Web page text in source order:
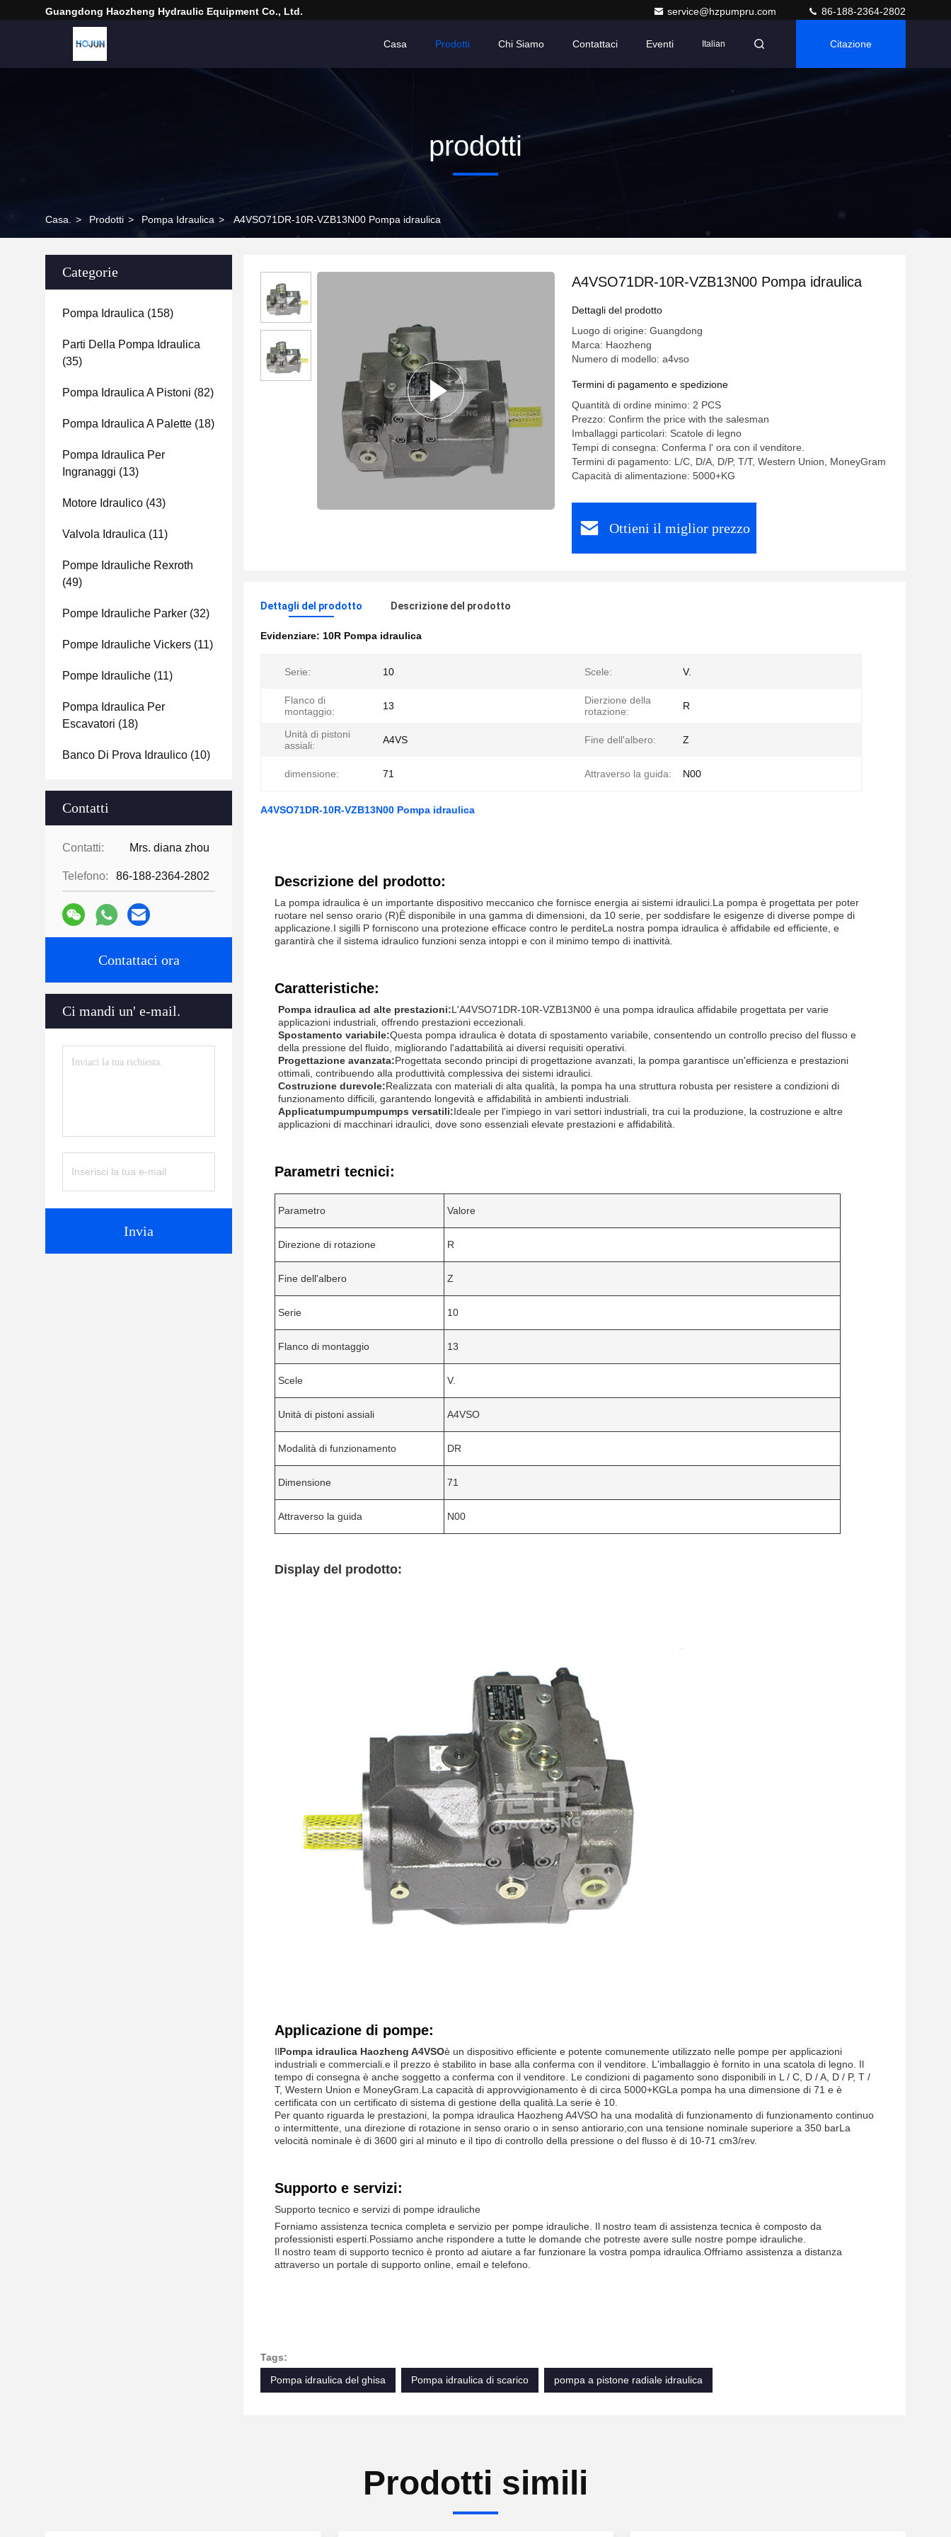
Guangdong Haozheng Hydraulic Equipment Co., Ltd. service@hzpumpru.com 86-188-2364-2802
Casa Prodotti Chi Siamo Contattaci Eventi Italian Citazione
prodotti
Casa. > Prodotti > Pompa Idraulica > A4VSO71DR-10R-VZB13N00 Pompa idraulica
Categorie
Pompa Idraulica (158)
Parti Della Pompa Idraulica
(35)
Pompa Idraulica A Pistoni (82)
Pompa Idraulica A Palette (18)
Pompa Idraulica Per
Ingranaggi (13)
Motore Idraulico (43)
Valvola Idraulica (11)
Pompe Idrauliche Rexroth
(49)
Pompe Idrauliche Parker (32)
Pompe Idrauliche Vickers (11)
Pompe Idrauliche (11)
Pompa Idraulica Per
Escavatori (18)
Banco Di Prova Idraulico (10)
Contatti
Contatti: Mrs. diana zhou
Telefono: 86-188-2364-2802
Contattaci ora
Ci mandi un' e-mail.
Invia
A4VSO71DR-10R-VZB13N00 Pompa idraulica
Dettagli del prodotto
Luogo di origine: Guangdong
Marca: Haozheng
Numero di modello: a4vso
Termini di pagamento e spedizione
Quantità di ordine minimo: 2 PCS
Prezzo: Confirm the price with the salesman
Imballaggi particolari: Scatole di legno
Tempi di consegna: Conferma l' ora con il venditore.
Termini di pagamento: L/C, D/A, D/P, T/T, Western Union, MoneyGram
Capacità di alimentazione: 5000+KG
Ottieni il miglior prezzo
Dettagli del prodotto Descrizione del prodotto
Evidenziare: 10R Pompa idraulica
Serie: 10 Scele: V.
Flanco di
montaggio:
13
Dierzione della
rotazione:
R
Unità di pistoni
assiali:
A4VS Fine dell'albero: Z
dimensione: 71 Attraverso la guida: N00
A4VSO71DR-10R-VZB13N00 Pompa idraulica
Descrizione del prodotto:
La pompa idraulica è un importante dispositivo meccanico che fornisce energia ai sistemi idraulici.La pompa è progettata per poter
ruotare nel senso orario (R)È disponibile in una gamma di dimensioni, da 10 serie, per soddisfare le esigenze di diverse pompe di
applicazione.I sigilli P forniscono una protezione efficace contro le perditeLa nostra pompa idraulica è affidabile ed efficiente, e
garantirà che il sistema idraulico funzioni senza intoppi e con il minimo tempo di inattività.
Caratteristiche:
Pompa idraulica ad alte prestazioni:L'A4VSO71DR-10R-VZB13N00 è una pompa idraulica affidabile progettata per varie
applicazioni industriali, offrendo prestazioni eccezionali.
Spostamento variabile:Questa pompa idraulica è dotata di spostamento variabile, consentendo un controllo preciso del flusso e
della pressione del fluido, migliorando l'adattabilità ai diversi requisiti operativi.
Progettazione avanzata:Progettata secondo principi di progettazione avanzati, la pompa garantisce un'efficienza e prestazioni
ottimali, contribuendo alla produttività complessiva dei sistemi idraulici.
Costruzione durevole:Realizzata con materiali di alta qualità, la pompa ha una struttura robusta per resistere a condizioni di
funzionamento difficili, garantendo longevità e affidabilità in ambienti industriali.
Applicatumpumpumpumps versatili:Ideale per l'impiego in vari settori industriali, tra cui la produzione, la costruzione e altre
applicazioni di macchinari idraulici, dove sono essenziali elevate prestazioni e affidabilità.
Parametri tecnici:
Parametro Valore
Direzione di rotazione R
Fine dell'albero Z
Serie 10
Flanco di montaggio 13
Scele V.
Unità di pistoni assiali A4VSO
Modalità di funzionamento DR
Dimensione 71
Attraverso la guida N00
Display del prodotto:
Applicazione di pompe:
IlPompa idraulica Haozheng A4VSOè un dispositivo efficiente e potente comunemente utilizzato nelle pompe per applicazioni
industriali e commerciali.e il prezzo è stabilito in base alla conferma con il venditore. L'imballaggio è fornito in una scatola di legno. Il
tempo di consegna è anche soggetto a conferma con il venditore. Le condizioni di pagamento sono disponibili in L / C, D / A, D / P, T /
T, Western Union e MoneyGram.La capacità di approvvigionamento è di circa 5000+KGLa pompa ha una dimensione di 71 e è
certificata con un certificato di sistema di gestione della qualità.La serie è 10.
Per quanto riguarda le prestazioni, la pompa idraulica Haozheng A4VSO ha una modalità di funzionamento di funzionamento continuo
o intermittente, una direzione di rotazione in senso orario o in senso antiorario,con una tensione nominale superiore a 350 barLa
velocità nominale è di 3600 giri al minuto e il tipo di controllo della pressione o del flusso è di 10-71 cm3/rev.
Supporto e servizi:
Supporto tecnico e servizi di pompe idrauliche
Forniamo assistenza tecnica completa e servizio per pompe idrauliche. Il nostro team di assistenza tecnica è composto da
professionisti esperti.Possiamo anche rispondere a tutte le domande che potreste avere sulle nostre pompe idrauliche.
Il nostro team di supporto tecnico è pronto ad aiutare a far funzionare la vostra pompa idraulica.Offriamo assistenza a distanza
attraverso un portale di supporto online, email e telefono.
Tags:
Pompa idraulica del ghisa
Pompa idraulica di scarico pompa a pistone radiale idraulica
Prodotti simili